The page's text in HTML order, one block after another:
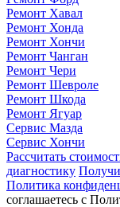
Ремонт Хавал
Ремонт Хонда
Ремонт Хончи
Ремонт Чанган
Ремонт Чери
Ремонт Шевроле
Ремонт Шкода
Ремонт Ягуар
Сервис Мазда
Сервис Хончи
Рассчитать
диагностику
Политика
соглашаетесь с